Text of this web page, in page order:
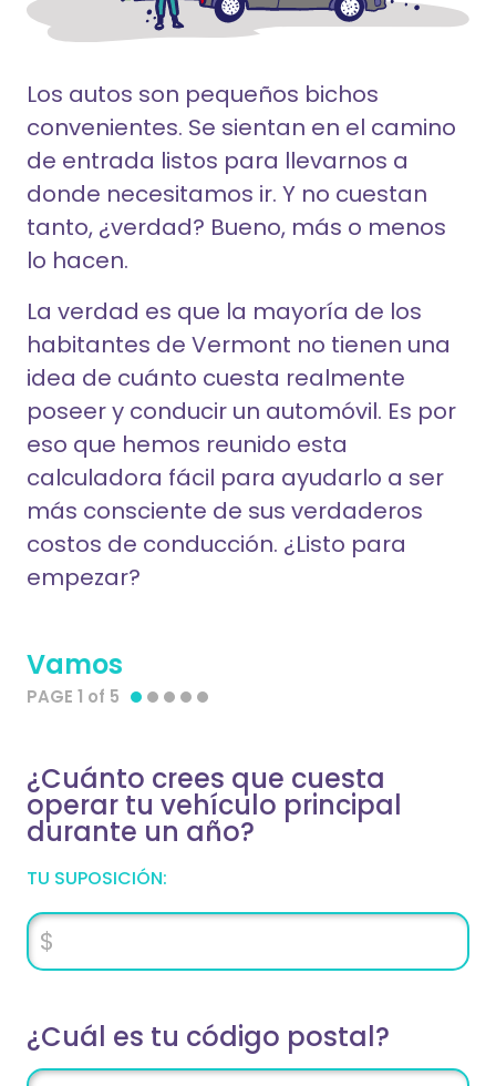
Los autos son pequeños bichos
convenientes. Se sientan en el camino
de entrada listos para llevarnos a
donde necesitamos ir. Y no cuestan
tanto, ¿verdad? Bueno, más o menos
lo hacen.
La verdad es que la mayoría de los
habitantes de Vermont no tienen una
idea de cuánto cuesta realmente
poseer y conducir un automóvil. Es por
eso que hemos reunido esta
calculadora fácil para ayudarlo a ser
más consciente de sus verdaderos
costos de conducción. ¿Listo para
empezar?
Vamos
PAGE 1 of 5
¿Cuánto crees que cuesta
operar tu vehículo principal
durante un año?
TU SUPOSICIÓN:
¿Cuál es tu código postal?